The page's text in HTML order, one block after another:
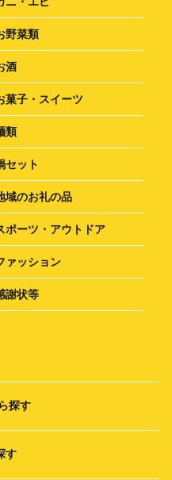
野菜類
酒
菓子・スイーツ
類
セット
域のお礼の品
ポーツ・アウトドア
ァッション
謝状等
探す
す